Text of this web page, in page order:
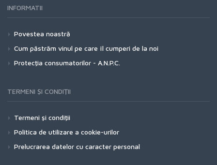
INFORMATII
Povestea noastră
Cum păstrăm vinul pe care îl cumperi de la noi
Protecţia consumatorilor - A.N.P.C.
TERMENI ŞI CONDIŢII
Termeni şi condiţii
Politica de utilizare a cookie-urilor
Prelucrarea datelor cu caracter personal